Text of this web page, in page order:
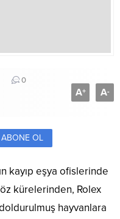
0
A+ A-
ABONE OL
kayıp eşya ofislerinde
kürelerinden, Rolex
hayvanlara